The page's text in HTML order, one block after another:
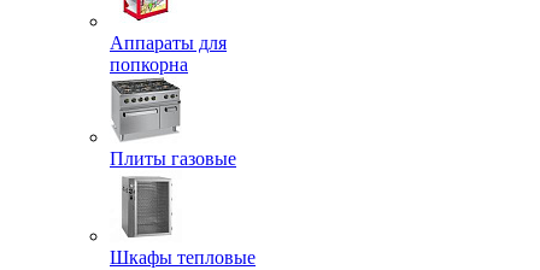
Аппараты для
попкорна
Плиты газовые
Шкафы тепловые